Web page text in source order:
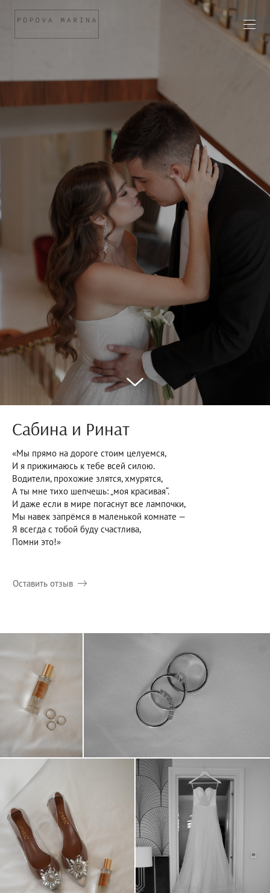
Сабина и Ринат
«Мы прямо на дороге стоим целуемся,
И я прижимаюсь к тебе всей силою.
Водители, прохожие злятся, хмурятся,
А ты мне тихо шепчешь: „моя красивая“.
И даже если в мире погаснут все лампочки,
Мы навек запрёмся в маленькой комнате —
Я всегда с тобой буду счастлива,
Помни это!»
Оставить отзыв